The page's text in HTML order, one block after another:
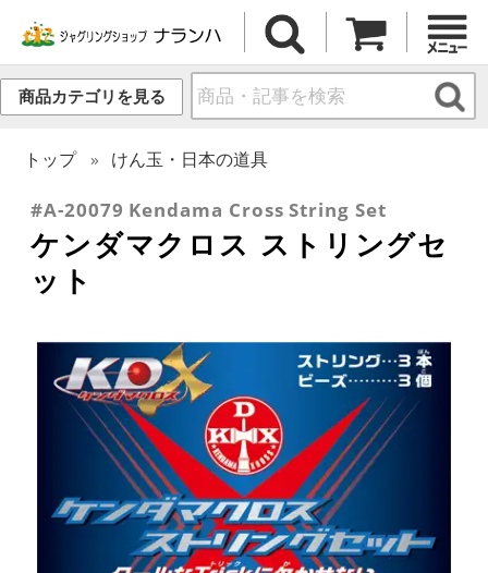
商品カテゴリを見る
トップ けん玉・日本の道具
#A-20079 Kendama Cross String Set
ケンダマクロス ストリングセ
ット